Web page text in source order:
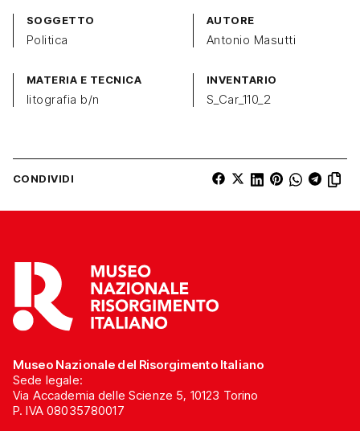
SOGGETTO
Politica
AUTORE
Antonio Masutti
MATERIA E TECNICA
litografia b/n
INVENTARIO
S_Car_110_2
CONDIVIDI
Museo Nazionale del Risorgimento Italiano
Sede legale:
Via Accademia delle Scienze 5, 10123 Torino
P. IVA 08035780017